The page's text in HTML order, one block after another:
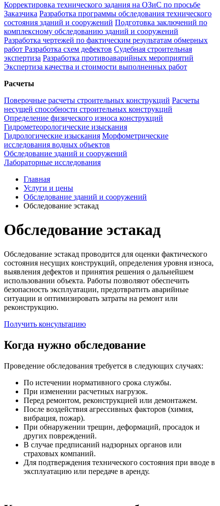
Корректировка технического задания на ОЗиС по просьбе
Заказчика Разработка программы обследования технического
состояния зданий и сооружений Подготовка заключений по
комплексному обследованию зданий и сооружений
Разработка чертежей по фактическим результатам обмерных
работ Разработка схем дефектов Судебная строительная
экспертиза Разработка противоаварийных мероприятий
Экспертиза качества и стоимости выполненных работ
Расчеты
Поверочные расчеты строительных конструкций Расчеты
несущей способности строительных конструкций
Определение физического износа конструкций
Гидрометеорологические изыскания
Гидрологические изыскания Морфометрические
исследования водных объектов
Обследование зданий и сооружений
Лабораторные исследования
Главная
Услуги и цены
Обследование зданий и сооружений
Обследование эстакад
Обследование эстакад
Обследование эстакад проводится для оценки фактического
состояния несущих конструкций, определения уровня износа,
выявления дефектов и принятия решения о дальнейшем
использовании объекта. Работы позволяют обеспечить
безопасность эксплуатации, предотвратить аварийные
ситуации и оптимизировать затраты на ремонт или
реконструкцию.
Получить консультацию
Когда нужно обследование
Проведение обследования требуется в следующих случаях:
По истечении нормативного срока службы.
При изменении расчетных нагрузок.
Перед ремонтом, реконструкцией или демонтажем.
После воздействия агрессивных факторов (химия,
вибрация, пожар).
При обнаружении трещин, деформаций, просадок и
других повреждений.
В случае предписаний надзорных органов или
страховых компаний.
Для подтверждения технического состояния при вводе в
эксплуатацию или передаче в аренду.